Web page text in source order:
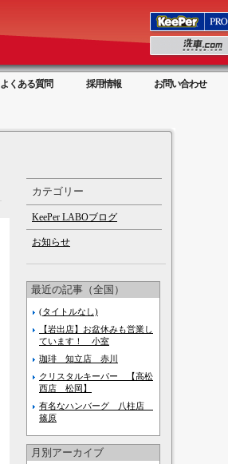
よくある質問 採用情報 お問い合わせ
カテゴリー
KeePer LABOブログ
お知らせ
最近の記事（全国）
(タイトルなし)
【岩出店】お盆休みも営業し
ています！ 小室
珈琲 知立店 赤川
クリスタルキーパー 【高松
西店 松岡】
有名なハンバーグ 八柱店
篠原
月別アーカイブ